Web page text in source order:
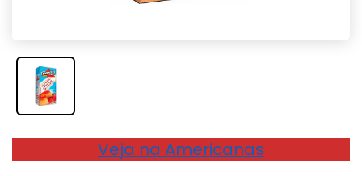
Veja na Americanas